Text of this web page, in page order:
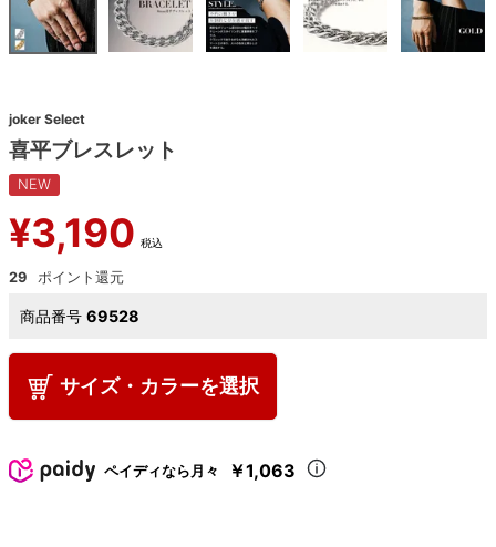
joker Select
喜平ブレスレット
NEW
¥3,190 税込
29
商品番号 69528
サイズ・カラーを選択
ペイディなら月々 ￥1,063